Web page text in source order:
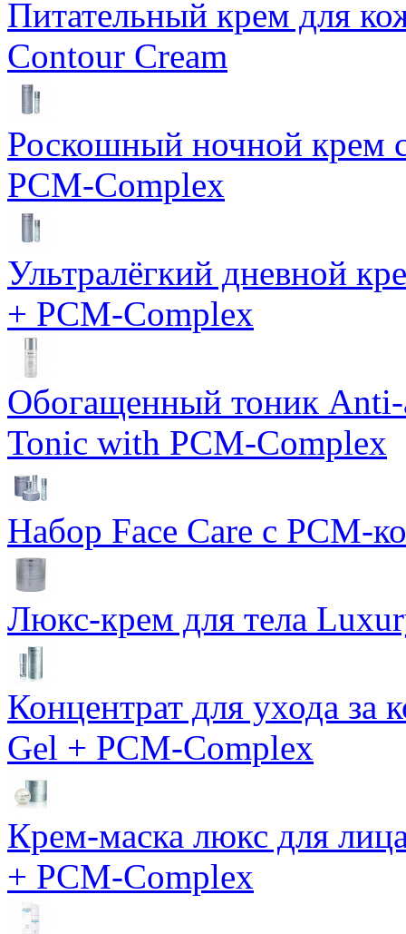
Питательный крем для
Contour Cream
Роскошный ночной крем
PCM-Complex
Ультралёгкий дневной
+ PCM-Complex
Обогащенный тоник Anti-
Tonic with PCM-Complex
Набор Face Care с PCM-
Люкс-крем для тела
Концентрат для ухода за
Gel + PCM-Complex
Крем-маска люкс для
+ PCM-Complex